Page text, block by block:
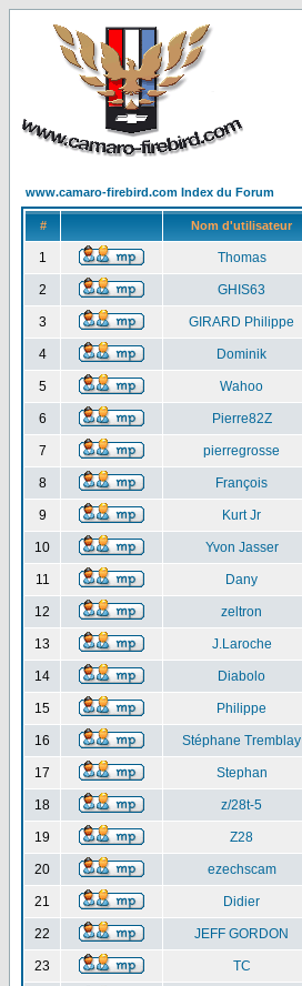
www.camaro-firebird.com Index du Forum
# Nom d'utilisateur
1 Thomas
2 GHIS63
3 GIRARD Philippe
4 Dominik
5 Wahoo
6 Pierre82Z
7 pierregrosse
8 François
9 Kurt Jr
10 Yvon Jasser
11 Dany
12 zeltron
13 J.Laroche
14 Diabolo
15 Philippe
16 Stéphane Tremblay
17 Stephan
18 z/28t-5
19 Z28
20 ezechscam
21 Didier
22 JEFF GORDON
23 TC